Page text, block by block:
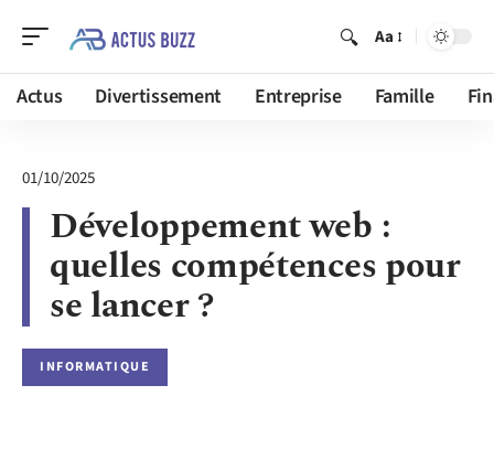
Aa
Actus Divertissement Entreprise Famille
01/10/2025
Développement web :
quelles compétences pour
se lancer ?
INFORMATIQUE